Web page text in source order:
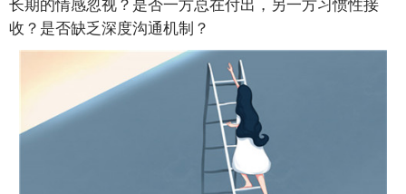
收？是否缺乏深度沟通机制？